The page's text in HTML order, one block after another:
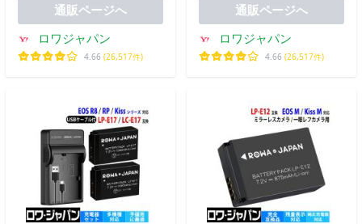
通販ページへ
ロワジャパン
4.66 (26,517件)
通販ページへ
ロワジャパン
4.66 (26,517件)